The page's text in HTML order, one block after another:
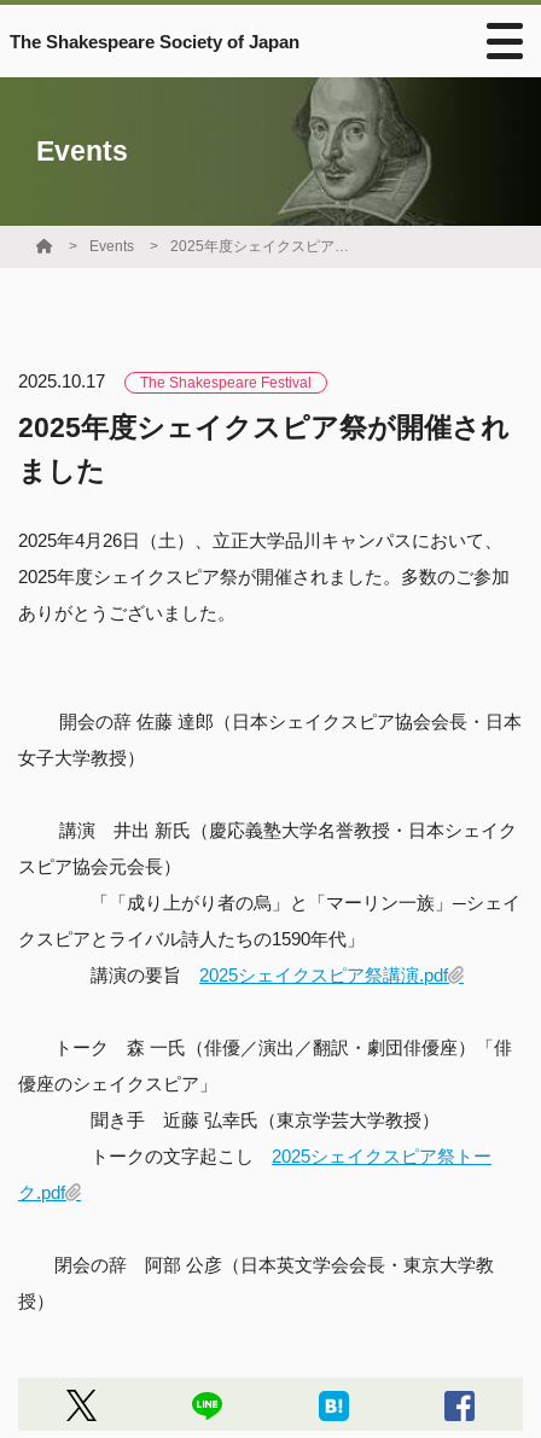
The Shakespeare Society of Japan
Events
Events 2025年度シェイクスピア祭が開催されました
2025.10.17 The Shakespeare Festival
2025年度シェイクスピア祭が開催され
ました
2025年4月26日（土）、立正大学品川キャンパスにおいて、
2025年度シェイクスピア祭が開催されました。多数のご参加
ありがとうございました。
開会の辞 佐藤 達郎（日本シェイクスピア協会会長・日本
女子大学教授）
講演 井出 新氏（慶応義塾大学名誉教授・日本シェイク
スピア協会元会長）
「「成り上がり者の烏」と「マーリン一族」─シェイ
クスピアとライバル詩人たちの1590年代」
講演の要旨 2025シェイクスピア祭講演.pdf
トーク 森 一氏（俳優／演出／翻訳・劇団俳優座）「俳
優座のシェイクスピア」
聞き手 近藤 弘幸氏（東京学芸大学教授）
トークの文字起こし 2025シェイクスピア祭トー
ク.pdf
閉会の辞 阿部 公彦（日本英文学会会長・東京大学教
授）